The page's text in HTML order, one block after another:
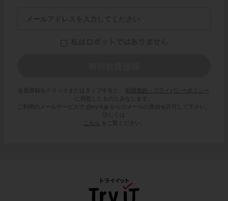
会員登録をクリックまたはタップすると、
利用規約・プライバシーポリシー
に同意したものとみなします。
ご利用のメールサービスで @try-it.jp からのメールの受信を許可して下さい。
詳しくは
こちら
をご覧ください。